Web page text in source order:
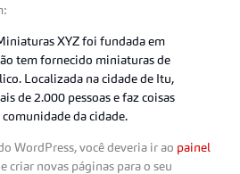
XYZ foi fundada em
tem fornecido miniaturas de
Localizada na cidade de Itu,
de 2.000 pessoas e faz coisas
da cidade.
WordPress, você deveria ir ao painel
criar novas páginas para o seu